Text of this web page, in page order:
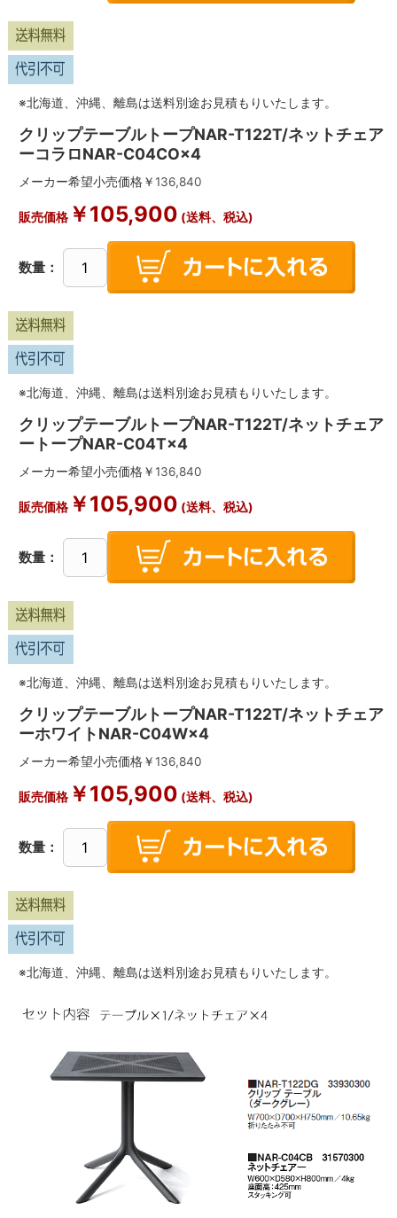
※北海道、沖縄、離島は送料別途お見積もりいたします。
クリップテーブルトープNAR-T122T/ネットチェア
ーコラロNAR-C04CO×4
メーカー希望小売価格￥136,840
販売価格￥105,900 (送料、税込)
数量：
※北海道、沖縄、離島は送料別途お見積もりいたします。
クリップテーブルトープNAR-T122T/ネットチェア
ートープNAR-C04T×4
メーカー希望小売価格￥136,840
販売価格￥105,900 (送料、税込)
数量：
※北海道、沖縄、離島は送料別途お見積もりいたします。
クリップテーブルトープNAR-T122T/ネットチェア
ーホワイトNAR-C04W×4
メーカー希望小売価格￥136,840
販売価格￥105,900 (送料、税込)
数量：
※北海道、沖縄、離島は送料別途お見積もりいたします。